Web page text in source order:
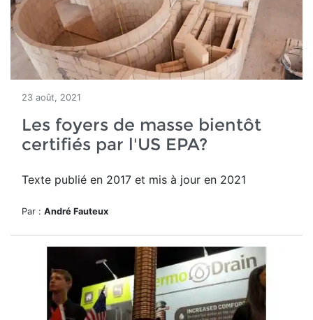
23 août, 2021
Les foyers de masse bientôt
certifiés par l'US EPA?
Texte publié en 2017 et mis à jour en 2021
Par : André Fauteux